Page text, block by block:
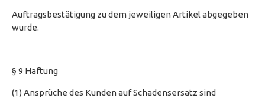
Auftragsbestätigung zu dem jeweiligen Artikel abgegeben
wurde.
§ 9 Haftung
(1) Ansprüche des Kunden auf Schadensersatz sind